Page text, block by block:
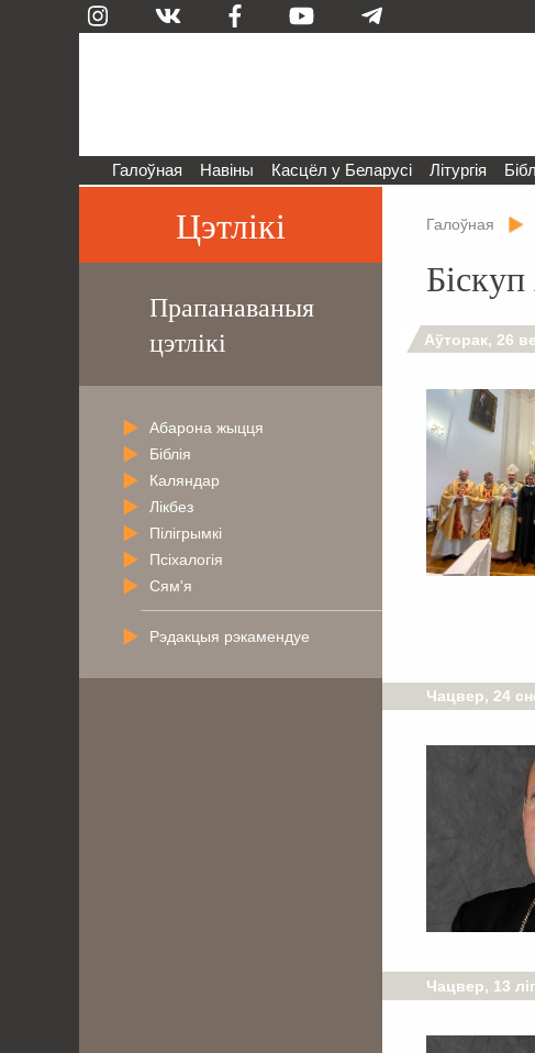
Галоўная Навіны Касцёл у Беларусі Літургія
Галоўная
Аўторак, 26
Чацвер, 24
Чацвер, 13
Цэтлікі
Прапанаваныя
цэтлікі
Абарона жыцця
Біблія
Каляндар
Лікбез
Пілігрымкі
Псіхалогія
Сям'я
Рэдакцыя рэкамендуе